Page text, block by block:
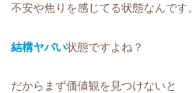
不安や焦りを感じてる状態なんです。
結構ヤバい状態ですよね？
だからまず価値観を見つけないと